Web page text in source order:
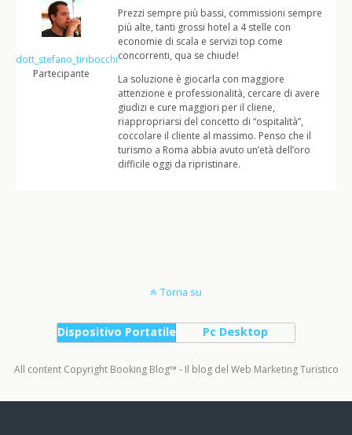
dott_stefano_tiribocchi
Partecipante
Prezzi sempre più bassi, commissioni sempre
più alte, tanti grossi hotel a 4 stelle con
economie di scala e servizi top come
concorrenti, qua se chiude!
La soluzione è giocarla con maggiore
attenzione e professionalità, cercare di avere
giudizi e cure maggiori per il cliene,
riappropriarsi del concetto di “ospitalità”,
coccolare il cliente al massimo. Penso che il
turismo a Roma abbia avuto un’età dell’oro
difficile oggi da ripristinare.
Torna su
Dispositivo Portatile Pc Desktop
All content Copyright Booking Blog™ - Il blog del Web Marketing Turistico